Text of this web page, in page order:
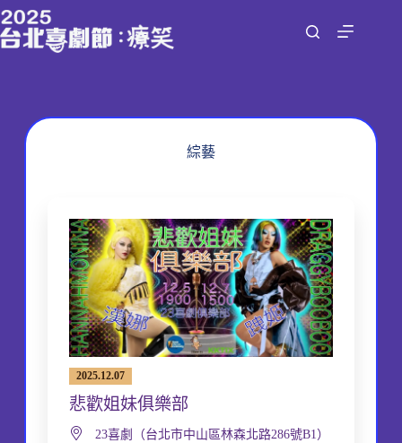
跳
至
綜藝
2025.12.07
悲歡姐妹俱樂部
23喜劇（台北市中山區林森北路286號B1）